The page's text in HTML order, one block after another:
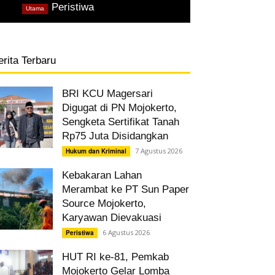
Peristiwa,
Utama
Terbaru
BRI KCU Magersari
Digugat di PN Mojokerto,
Sengketa Sertifikat Tanah
Rp75 Juta Disidangkan
Hukum dan Kriminal 7 Agustus 2026
Kebakaran Lahan
Merambat ke PT Sun Paper
Source Mojokerto,
Karyawan Dievakuasi
Peristiwa 6 Agustus 2026
HUT RI ke-81, Pemkab
Mojokerto Gelar Lomba